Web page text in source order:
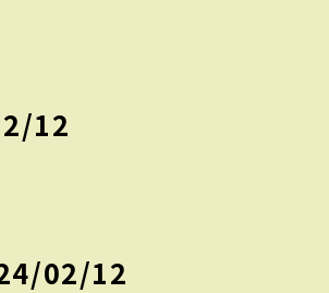
12
02/12